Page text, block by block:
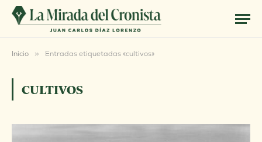
Inicio » Entradas etiquetadas «cultivos»
CULTIVOS